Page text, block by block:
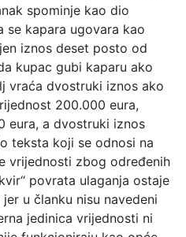
spominje kao dio
se kapara ugovara kao
iznos deset posto od
kupac gubi kaparu ako
vraća dvostruki iznos ako
200.000 eura,
eura, a dvostruki iznos
teksta koji se odnosi na
vrijednosti zbog određenih
povrata ulaganja ostaje
u članku nisu navedeni
jedinica vrijednosti ni